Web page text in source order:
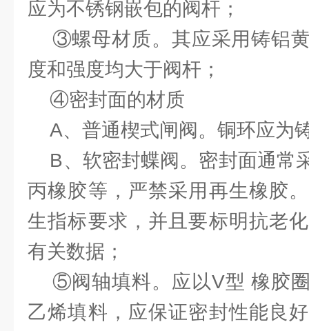
应为不锈钢嵌包的阀杆；
③螺母材质。其应采用铸铝
度和强度均大于阀杆；
④密封面的材质
A、普通楔式闸阀。铜环应为
B、软密封蝶阀。密封面通常
丙橡胶等，严禁采用再生橡胶
生指标要求，并且要标明抗老
有关数据；
⑤阀轴填料。应以V型 橡胶
乙烯填料，应保证密封性能良